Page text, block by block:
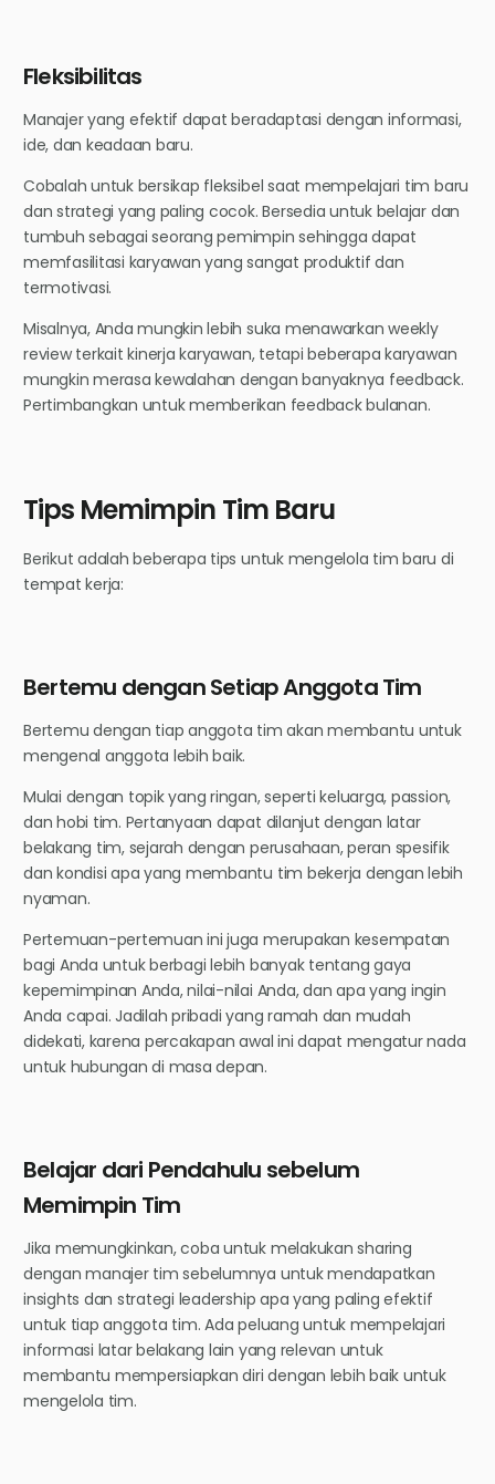
Fleksibilitas
Manajer yang efektif dapat beradaptasi dengan informasi,
ide, dan keadaan baru.
Cobalah untuk bersikap fleksibel saat mempelajari tim baru
dan strategi yang paling cocok. Bersedia untuk belajar dan
tumbuh sebagai seorang pemimpin sehingga dapat
memfasilitasi karyawan yang sangat produktif dan
termotivasi.
Misalnya, Anda mungkin lebih suka menawarkan weekly
review terkait kinerja karyawan, tetapi beberapa karyawan
mungkin merasa kewalahan dengan banyaknya feedback.
Pertimbangkan untuk memberikan feedback bulanan.
Tips Memimpin Tim Baru
Berikut adalah beberapa tips untuk mengelola tim baru di
tempat kerja:
Bertemu dengan Setiap Anggota Tim
Bertemu dengan tiap anggota tim akan membantu untuk
mengenal anggota lebih baik.
Mulai dengan topik yang ringan, seperti keluarga, passion,
dan hobi tim. Pertanyaan dapat dilanjut dengan latar
belakang tim, sejarah dengan perusahaan, peran spesifik
dan kondisi apa yang membantu tim bekerja dengan lebih
nyaman.
Pertemuan-pertemuan ini juga merupakan kesempatan
bagi Anda untuk berbagi lebih banyak tentang gaya
kepemimpinan Anda, nilai-nilai Anda, dan apa yang ingin
Anda capai. Jadilah pribadi yang ramah dan mudah
didekati, karena percakapan awal ini dapat mengatur nada
untuk hubungan di masa depan.
Belajar dari Pendahulu sebelum
Memimpin Tim
Jika memungkinkan, coba untuk melakukan sharing
dengan manajer tim sebelumnya untuk mendapatkan
insights dan strategi leadership apa yang paling efektif
untuk tiap anggota tim. Ada peluang untuk mempelajari
informasi latar belakang lain yang relevan untuk
membantu mempersiapkan diri dengan lebih baik untuk
mengelola tim.